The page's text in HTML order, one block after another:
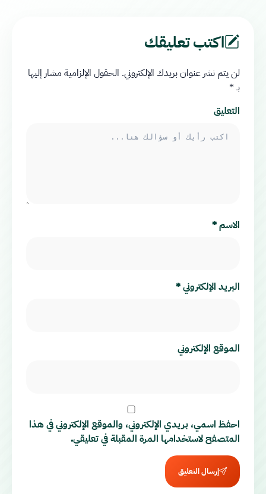
اكتب تعليقك
لن يتم نشر عنوان بريدك الإلكتروني. الحقول الإلزامية مشار إليها
بـ*
التعليق
الاسم*
البريد الإلكتروني*
الموقع الإلكتروني
احفظ اسمي، بريدي الإلكتروني، والموقع الإلكتروني في هذا
المتصفح لاستخدامها المرة المقبلة في تعليقي.
إرسال التعليق